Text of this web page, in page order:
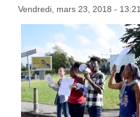
Vendredi, mars 23, 2018 - 13:21